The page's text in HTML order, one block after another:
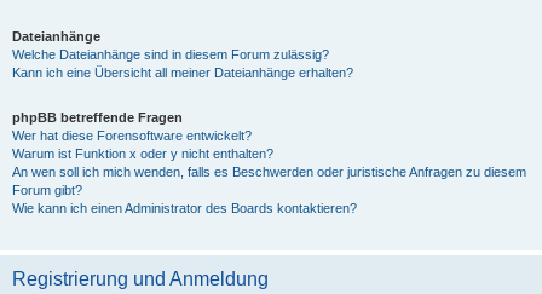
Dateianhänge
Welche Dateianhänge sind in diesem Forum zulässig?
Kann ich eine Übersicht all meiner Dateianhänge erhalten?
phpBB betreffende Fragen
Wer hat diese Forensoftware entwickelt?
Warum ist Funktion x oder y nicht enthalten?
An wen soll ich mich wenden, falls es Beschwerden oder juristische Anfragen zu diesem
Forum gibt?
Wie kann ich einen Administrator des Boards kontaktieren?
Registrierung und Anmeldung